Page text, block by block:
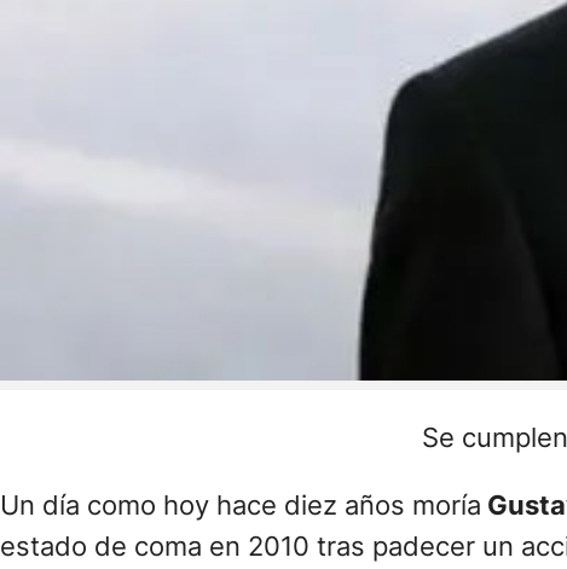
Se
Un día como hoy hace diez años moría
estado de coma en 2010 tras padecer un